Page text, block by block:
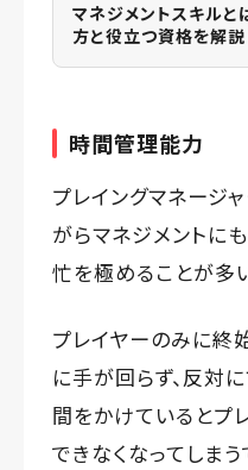
マネジメントスキルと
方と役立つ資格を解説
時間管理能力
プレイングマネージ
がらマネジメントに
忙を極めることが多
プレイヤーのみに終
に手が回らず、反対
間をかけているとプ
できなくなってしまう